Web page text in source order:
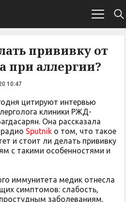
прививку от
при аллергии?
10:47
цитируют интервью
клиники РЖД-
Она рассказала
Sputnik о том, что такое
и стоит ли делать прививку
с такими особенностями и
иммунитета медик отнесла
симптомов: слабость,
заболеваниям,